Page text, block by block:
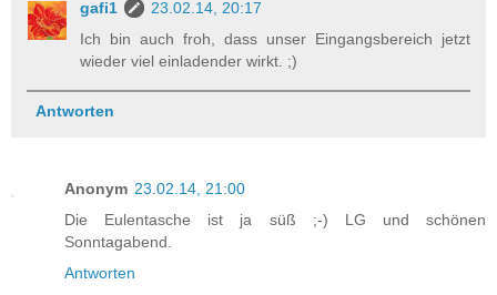
gafi1
23.02.14, 20:17
Ich bin auch froh, dass unser Eingangsbereich jetzt
wieder viel einladender wirkt. ;)
Antworten
Anonym 23.02.14, 21:00
Die Eulentasche ist ja süß ;-) LG und schönen
Sonntagabend.
Antworten